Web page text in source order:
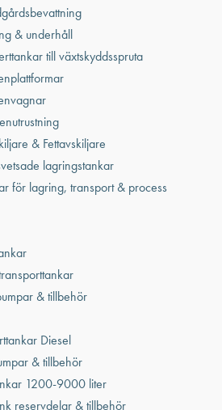
& underhåll
till växtskyddsspruta
& Fettavskiljare
lagringstankar
för lagring, transport & process
& tillbehör
Diesel
& tillbehör
1200-9000 liter
reservdelar & tillbehör